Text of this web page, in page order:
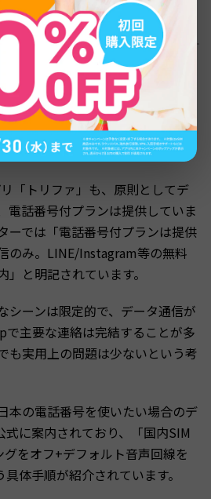
サービスの電話番号仕様
話番号がない仕様は、海外eSIM
です。主要な日本人向け選択肢
てみます。
電話番号仕様
「トリファ」も、原則としてデ
電話番号付プランは提供していま
ーでは「電話番号付プランは提供
のみ。LINE/Instagram等の無料
と明記されています。
シーンは限定的で、データ通信が
で主要な連絡は完結することが多
も実用上の問題は少ないという考
本の電話番号を使いたい場合のデ
式に案内されており、「国内SIM
をオフ+デフォルト音声回線を
体手順が紹介されています。